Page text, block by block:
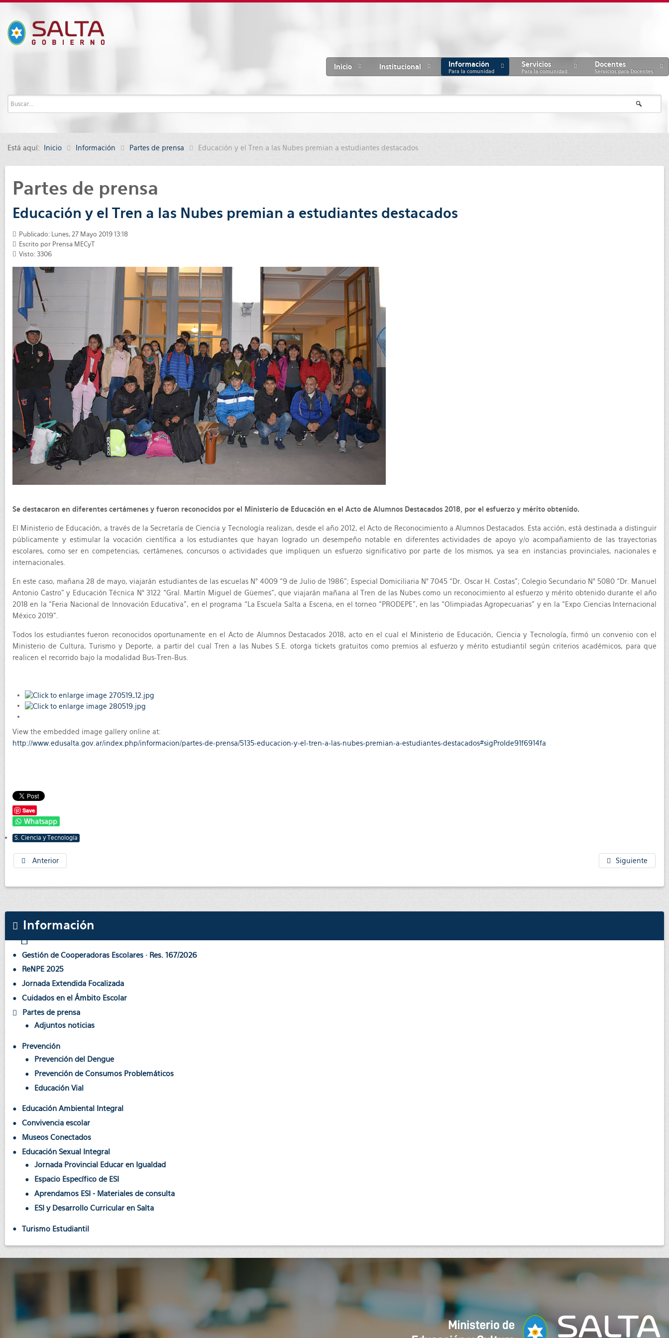
Inicio Institucional Información
Para la comunidad
Servicios
Para la comunidad
Docentes
Servicios para Docentes
Está aquí: Inicio Información Partes de prensa Educación y el Tren a las Nubes premian a estudiantes destacados
Partes de prensa
Educación y el Tren a las Nubes premian a estudiantes destacados
Publicado: Lunes, 27 Mayo 2019 13:18
Escrito por Prensa MECyT
Visto: 3306
Se destacaron en diferentes certámenes y fueron reconocidos por el Ministerio de Educación en el Acto de Alumnos Destacados 2018, por el esfuerzo y mérito obtenido.
El Ministerio de Educación, a través de la Secretaría de Ciencia y Tecnología realizan, desde el año 2012, el Acto de Reconocimiento a Alumnos Destacados. Esta acción, está destinada a distinguir
públicamente y estimular la vocación científica a los estudiantes que hayan logrado un desempeño notable en diferentes actividades de apoyo y/o acompañamiento de las trayectorias
escolares, como ser en competencias, certámenes, concursos o actividades que impliquen un esfuerzo significativo por parte de los mismos, ya sea en instancias provinciales, nacionales e
internacionales.
En este caso, mañana 28 de mayo, viajarán estudiantes de las escuelas N° 4009 “9 de Julio de 1986”; Especial Domiciliaria N° 7045 “Dr. Oscar H. Costas”; Colegio Secundario N° 5080 “Dr. Manuel
Antonio Castro” y Educación Técnica N° 3122 “Gral. Martín Miguel de Güemes”, que viajarán mañana al Tren de las Nubes como un reconocimiento al esfuerzo y mérito obtenido durante el año
2018 en la “Feria Nacional de Innovación Educativa”, en el programa “La Escuela Salta a Escena, en el torneo “PRODEPE”, en las “Olimpiadas Agropecuarias” y en la “Expo Ciencias Internacional
México 2019”.
Todos los estudiantes fueron reconocidos oportunamente en el Acto de Alumnos Destacados 2018, acto en el cual el Ministerio de Educación, Ciencia y Tecnología, firmó un convenio con el
Ministerio de Cultura, Turismo y Deporte, a partir del cual Tren a las Nubes S.E. otorga tickets gratuitos como premios al esfuerzo y mérito estudiantil según criterios académicos, para que
realicen el recorrido bajo la modalidad Bus-Tren-Bus.
View the embedded image gallery online at:
http://www.edusalta.gov.ar/index.php/informacion/partes-de-prensa/5135-educacion-y-el-tren-a-las-nubes-premian-a-estudiantes-destacados#sigProIde91f6914fa
Save
Whatsapp
S. Ciencia y Tecnología
Anterior Siguiente
Información
Gestión de Cooperadoras Escolares · Res. 167/2026
ReNPE 2025
Jornada Extendida Focalizada
Cuidados en el Ámbito Escolar
Partes de prensa
Adjuntos noticias
Prevención
Prevención del Dengue
Prevención de Consumos Problemáticos
Educación Vial
Educación Ambiental Integral
Convivencia escolar
Museos Conectados
Educación Sexual Integral
Jornada Provincial Educar en Igualdad
Espacio Específico de ESI
Aprendamos ESI - Materiales de consulta
ESI y Desarrollo Curricular en Salta
Turismo Estudiantil